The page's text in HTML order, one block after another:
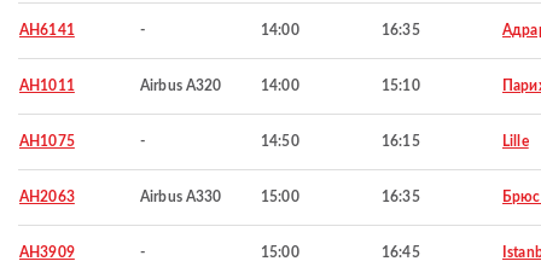
AH6141 - 14:00 16:35
AH1011 Airbus A320 14:00 15:10
AH1075 - 14:50 16:15 Lille
AH2063 Airbus A330 15:00 16:35
AH3909 - 15:00 16:45